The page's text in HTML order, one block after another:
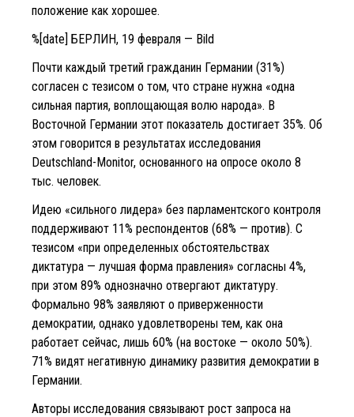
положение как хорошее.
%[date] БЕРЛИН, 19 февраля — Bild
Почти каждый третий гражданин Германии (31%)
согласен с тезисом о том, что стране нужна «одна
сильная партия, воплощающая волю народа». В
Восточной Германии этот показатель достигает 35%. Об
этом говорится в результатах исследования
Deutschland-Monitor, основанного на опросе около 8
тыс. человек.
Идею «сильного лидера» без парламентского контроля
поддерживают 11% респондентов (68% — против). С
тезисом «при определенных обстоятельствах
диктатура — лучшая форма правления» согласны 4%,
при этом 89% однозначно отвергают диктатуру.
Формально 98% заявляют о приверженности
демократии, однако удовлетворены тем, как она
работает сейчас, лишь 60% (на востоке — около 50%).
71% видят негативную динамику развития демократии в
Германии.
Авторы исследования связывают рост запроса на